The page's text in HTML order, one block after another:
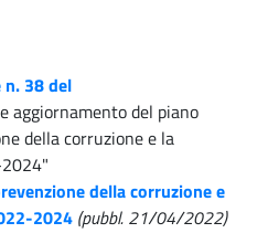
n. 38 del
aggiornamento del piano
della corruzione e la
della corruzione e
2024 (pubbl. 21/04/2022)